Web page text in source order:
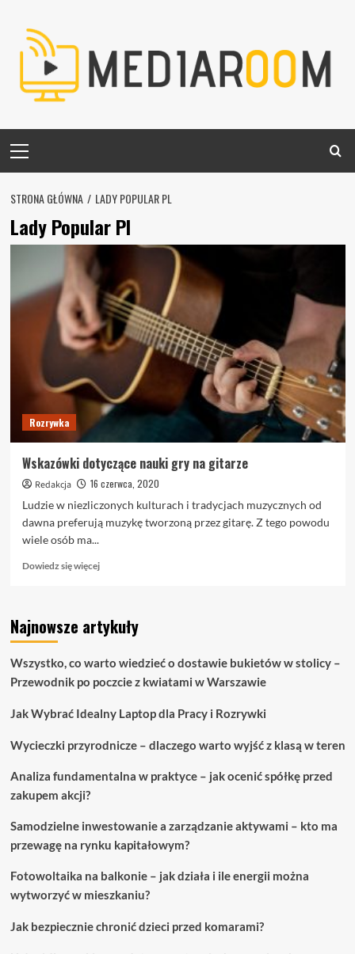
content
Menu
STRONA GŁÓWNA LADY POPULAR PL
Lady Popular Pl
Rozrywka
Wskazówki dotyczące nauki gry na gitarze
Redakcja
16 czerwca, 2020
Ludzie w niezliczonych kulturach i tradycjach muzycznych od
dawna preferują muzykę tworzoną przez gitarę. Z tego powodu
wiele osób ma...
Dowiedz się więcejDowiedz
Wskazówki
dotyczące
gry
na
Najnowsze artykuły
Wszystko, co warto wiedzieć o dostawie bukietów w stolicy –
Przewodnik po poczcie z kwiatami w Warszawie
Jak Wybrać Idealny Laptop dla Pracy i Rozrywki
Wycieczki przyrodnicze – dlaczego warto wyjść z klasą w teren
Analiza fundamentalna w praktyce – jak ocenić spółkę przed
zakupem akcji?
Samodzielne inwestowanie a zarządzanie aktywami – kto ma
przewagę na rynku kapitałowym?
Fotowoltaika na balkonie – jak działa i ile energii można
wytworzyć w mieszkaniu?
Jak bezpiecznie chronić dzieci przed komarami?